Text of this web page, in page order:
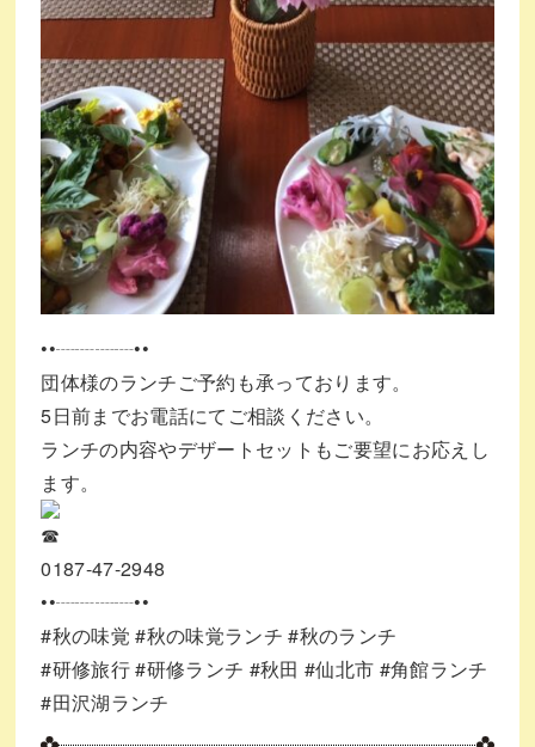
••┈┈┈┈••
団体様のランチご予約も承っております。
5日前までお電話にてご相談ください。
ランチの内容やデザートセットもご要望にお応えし
ます。
0187-47-2948
••┈┈┈┈••
#秋の味覚 #秋の味覚ランチ #秋のランチ
#研修旅行#研修ランチ #秋田 #仙北市 #角館ランチ
#田沢湖ランチ